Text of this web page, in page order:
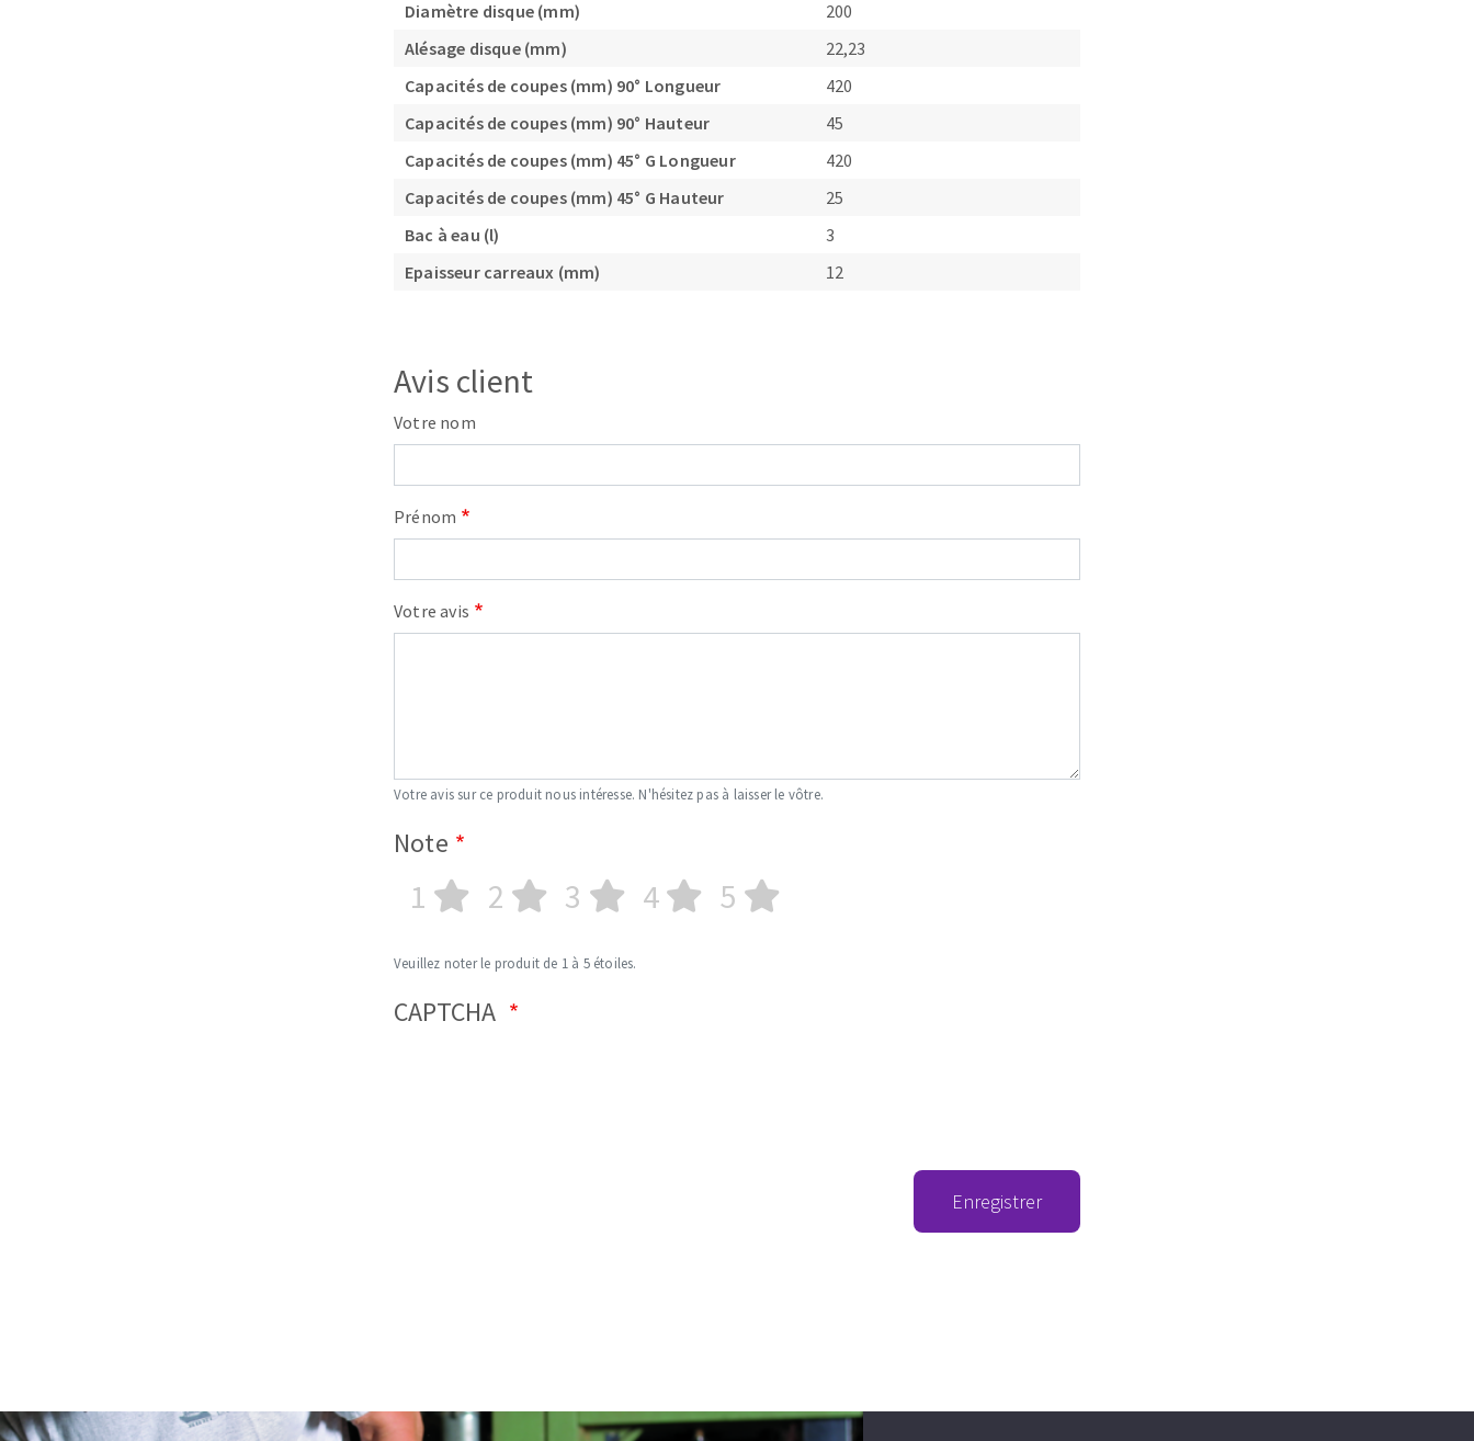
OUTILS COUPANTS
Diamètre disque (mm)
200
Alésage disque (mm)
22,23
Capacités de coupes (mm) 90° Longueur
420
Capacités de coupes (mm) 90° Hauteur
45
Capacités de coupes (mm) 45° G Longueur
420
Capacités de coupes (mm) 45° G Hauteur
25
Bac à eau (l)
3
Epaisseur carreaux (mm)
12
Avis client
Votre nom
Prénom
Votre avis
Votre avis sur ce produit nous intéresse. N'hésitez pas à laisser le vôtre.
Note
1 2 3 4 5
Veuillez noter le produit de 1 à 5 étoiles.
CAPTCHA
Enregistrer